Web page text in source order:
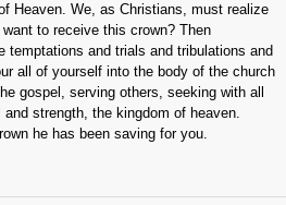
Heaven. We, as Christians, must realize
to receive this crown? Then
temptations and trials and tribulations and
all of yourself into the body of the church
gospel, serving others, seeking with all
strength, the kingdom of heaven.
he has been saving for you.